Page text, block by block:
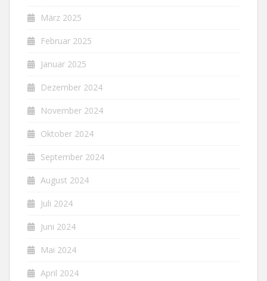
März 2025
Februar 2025
Januar 2025
Dezember 2024
November 2024
Oktober 2024
September 2024
August 2024
Juli 2024
Juni 2024
Mai 2024
April 2024